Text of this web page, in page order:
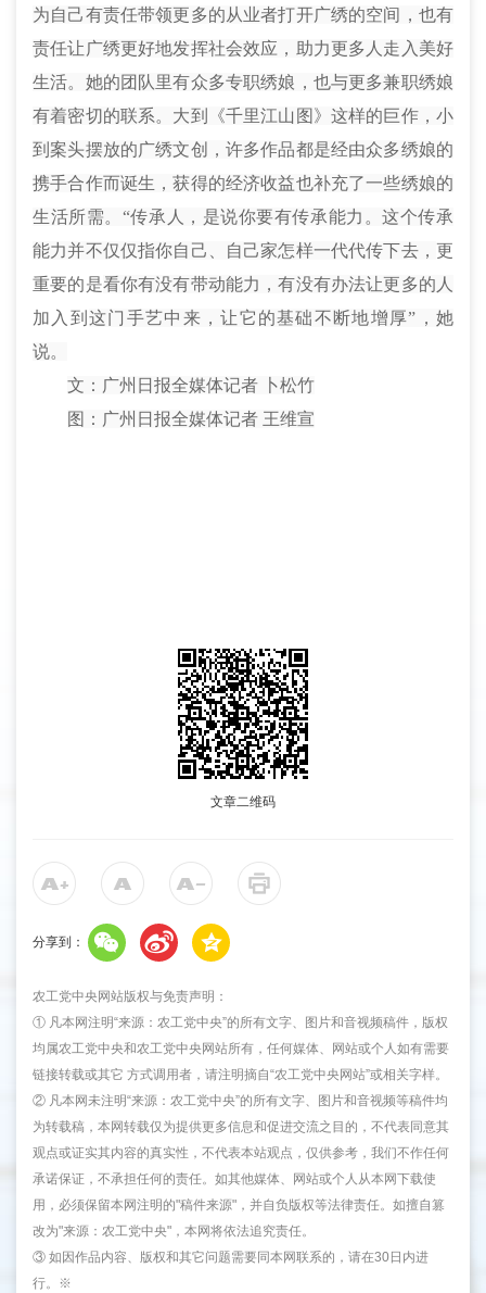
为自己有责任带领更多的从业者打开广绣的空间，也有
责任让广绣更好地发挥社会效应，助力更多人走入美好
生活。她的团队里有众多专职绣娘，也与更多兼职绣娘
有着密切的联系。大到《千里江山图》这样的巨作，小
到案头摆放的广绣文创，许多作品都是经由众多绣娘的
携手合作而诞生，获得的经济收益也补充了一些绣娘的
生活所需。“传承人，是说你要有传承能力。这个传承
能力并不仅仅指你自己、自己家怎样一代代传下去， 更
重要的是看你有没有带动能力，有没有办法让更多的人
加入到 这门手艺中来，让它的基础不断地增厚”，她
说。
文：广州日报全媒体记者 卜松竹
图：广州日报全媒体记者 王维宣
文章二维码
分享到：
农工党中央网站版权与免责声明：
① 凡本网注明“来源：农工党中央”的所有文字、图片和音视频稿件，版权
均属农工党中央和农工党中央网站所有，任何媒体、网站或个人如有需要
链接转载或其它 方式调用者，请注明摘自“农工党中央网站”或相关字样。
② 凡本网未注明“来源：农工党中央”的所有文字、图片和音视频等稿件均
为转载稿，本网转载仅为提供更多信息和促进交流之目的，不代表同意其
观点或证实其内容的真实性，不代表本站观点，仅供参考，我们不作任何
承诺保证，不承担任何的责任。如其他媒体、网站或个人从本网下载使
用，必须保留本网注明的"稿件来源"，并自负版权等法律责任。如擅自篡
改为"来源：农工党中央"，本网将依法追究责任。
③ 如因作品内容、版权和其它问题需要同本网联系的，请在30日内进
行。※